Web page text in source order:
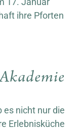
ihre Pforten
es nicht nur die
Erlebnisküche